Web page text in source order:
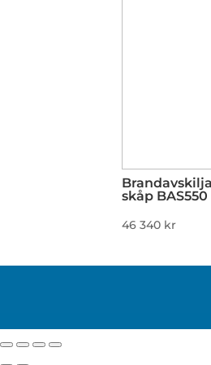
skåp BAS550
46 340 kr